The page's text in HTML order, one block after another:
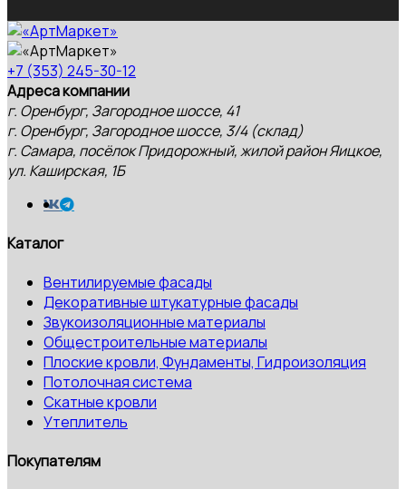
+7 (353) 245-30-12
Адреса компании
г. Оренбург, Загородное шоссе, 41
г. Оренбург, Загородное шоссе, 3/4 (склад)
г. Самара, посёлок Придорожный, жилой район Яицкое,
ул. Каширская, 1Б
Каталог
Вентилируемые фасады
Декоративные штукатурные фасады
Звукоизоляционные материалы
Общестроительные материалы
Плоские кровли, Фундаменты, Гидроизоляция
Потолочная система
Скатные кровли
Утеплитель
Покупателям